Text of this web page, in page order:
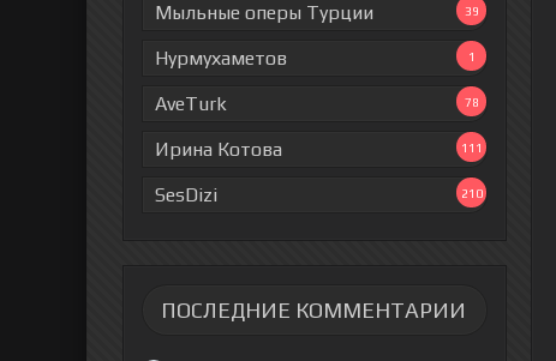
Мыльные оперы Турции 39
Нурмухаметов 1
AveTurk 78
Ирина Котова 111
SesDizi 210
ПОСЛЕДНИЕ КОММЕНТАРИИ